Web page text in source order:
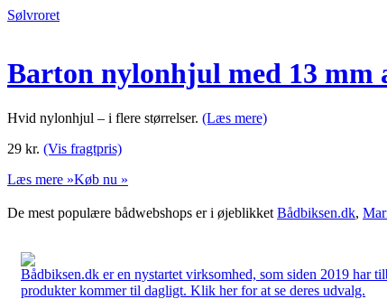
Sølvroret
Barton nylonhjul med 13 mm
Hvid nylonhjul – i flere størrelser. (Læs mere)
29 kr. (Vis fragtpris)
Læs mere »Køb nu »
De mest populære bådwebshops er i øjeblikket Bådbiksen.dk,
Bådbiksen.dk er en nystartet virksomhed, som siden 2019 har
produkter kommer til dagligt. Klik her for at se deres udvalg.